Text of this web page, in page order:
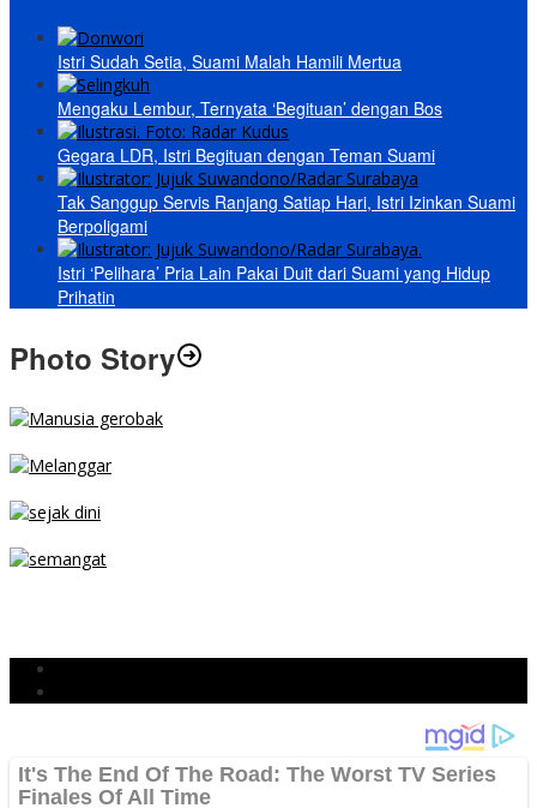
Istri Sudah Setia, Suami Malah Hamili Mertua
Mengaku Lembur, Ternyata ‘Begituan’ dengan Bos
Gegara LDR, Istri Begituan dengan Teman Suami
Tak Sanggup Servis Ranjang Satiap Hari, Istri Izinkan Suami
Berpoligami
Istri ‘Pelihara’ Pria Lain Pakai Duit dari Suami yang Hidup
Prihatin
Photo Story